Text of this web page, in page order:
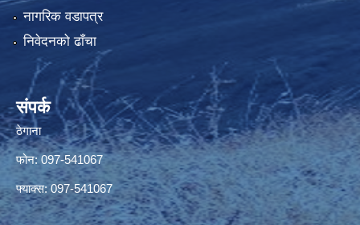
नागरिक वडापत्र
निवेदनको ढाँचा
संपर्क
ठेगाना
फोन: 097-541067
फ्याक्स: 097-541067